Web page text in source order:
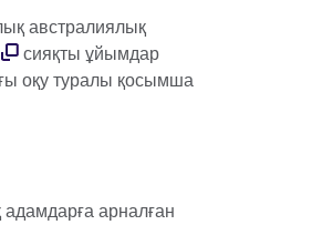
австралиялық
сияқты ұйымдар
оқу туралы қосымша
адамдарға арналған